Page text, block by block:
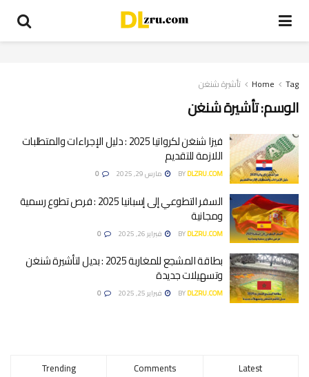
Home Tag تأشيرة شنغن
الوسم:تأشيرة شنغن
فيزا شنغن لكرواتيا 2025 : دليل الإجراءات والمتطلبات
اللازمة للتقديم
BYDLZRU.COM مارس 29, 2025
السفر التطوعي إلى إسبانيا 2025 : فرص تطوع رسمية
ومجانية
BYDLZRU.COM فبراير 26, 2025
بطاقة المشجع للمغاربة 2025 : بديل لتأشيرة شنغن
وتسهيلات جديدة
BYDLZRU.COM فبراير 25, 2025
Trending Comments Latest